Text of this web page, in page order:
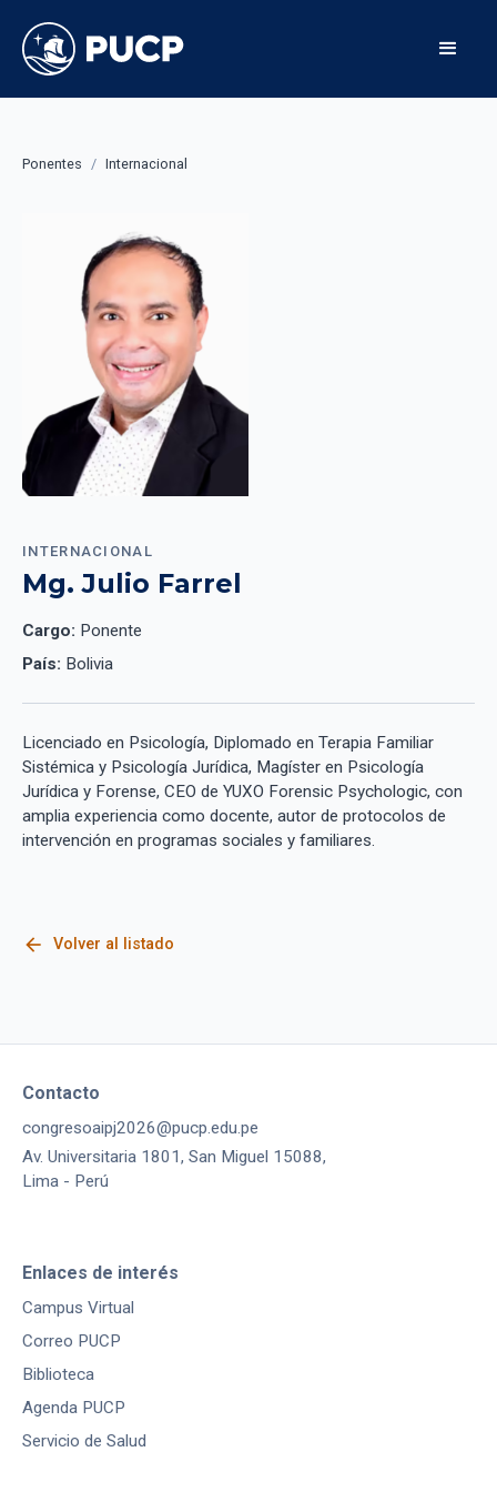
Ponentes / Internacional
INTERNACIONAL
Mg. Julio Farrel
Cargo: Ponente
País: Bolivia
Licenciado en Psicología, Diplomado en Terapia Familiar
Sistémica y Psicología Jurídica, Magíster en Psicología
Jurídica y Forense, CEO de YUXO Forensic Psychologic, con
amplia experiencia como docente, autor de protocolos de
intervención en programas sociales y familiares.
arrow_back Volver al listado
Contacto
congresoaipj2026@pucp.edu.pe
Av. Universitaria 1801, San Miguel 15088,
Lima - Perú
Enlaces de interés
Campus Virtual
Correo PUCP
Biblioteca
Agenda PUCP
Servicio de Salud